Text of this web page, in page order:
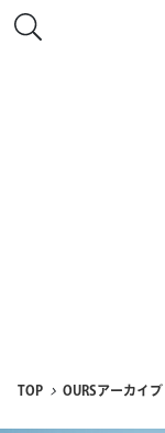
TOP OURSアーカイブ